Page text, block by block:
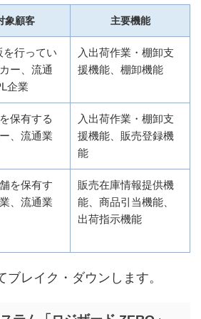
象顧客 主要機能
を行ってい
ー、流通
企業
入出荷作業・棚卸支
援機能、棚卸機能
保有する
、流通業
入出荷作業・棚卸支
援機能、販売登録機
能
を保有す
、流通業
販売在庫情報提供機
能、商品引当機能、
出荷指示機能
ブレイク・ダウンします。